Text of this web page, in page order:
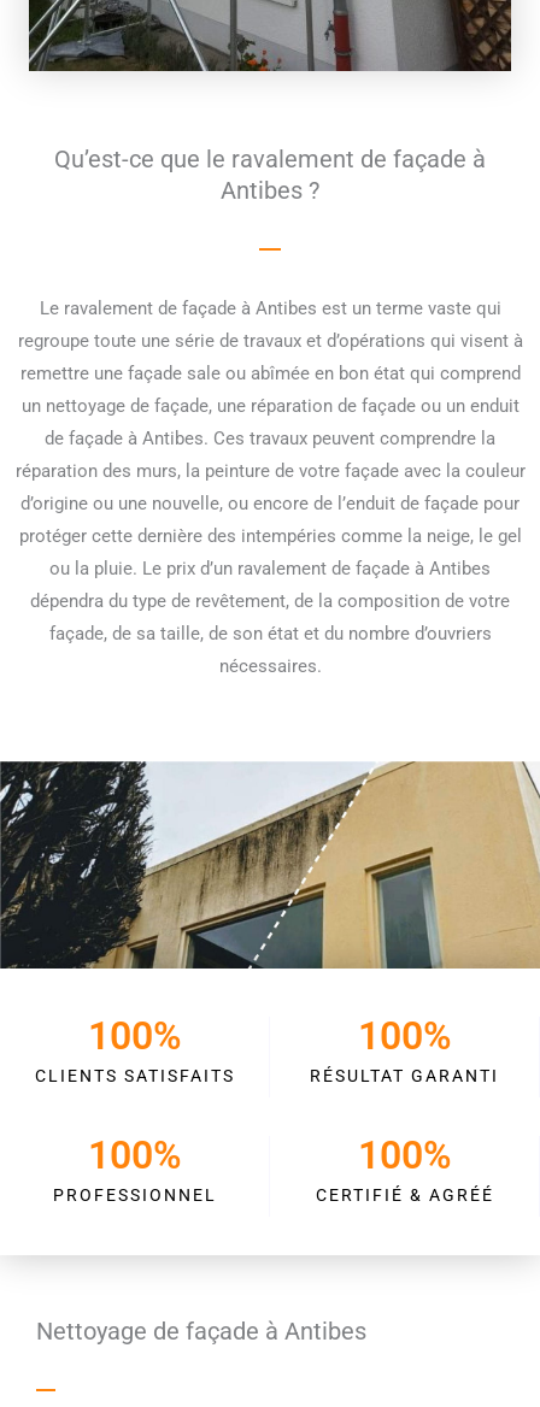
Qu’est-ce que le ravalement de façade à
Antibes ?
Le ravalement de façade à Antibes est un terme vaste qui
regroupe toute une série de travaux et d’opérations qui visent à
remettre une façade sale ou abîmée en bon état qui comprend
un nettoyage de façade, une réparation de façade ou un enduit
de façade à Antibes. Ces travaux peuvent comprendre la
réparation des murs, la peinture de votre façade avec la couleur
d’origine ou une nouvelle, ou encore de l’enduit de façade pour
protéger cette dernière des intempéries comme la neige, le gel
ou la pluie. Le prix d’un ravalement de façade à Antibes
dépendra du type de revêtement, de la composition de votre
façade, de sa taille, de son état et du nombre d’ouvriers
nécessaires.
CLIENTS SATISFAITS
100%
RÉSULTAT GARANTI
100%
PROFESSIONNEL
100%
CERTIFIÉ & AGRÉÉ
100%
Nettoyage de façade à Antibes